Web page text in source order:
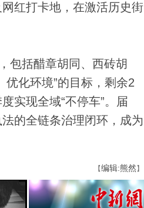
红打卡地，在激活历史街
括醋章胡同、西砖胡
优化环境”的目标，剩余2
实现全域“不停车”。届
的全链条治理闭环，成为
【编辑:熊然 】